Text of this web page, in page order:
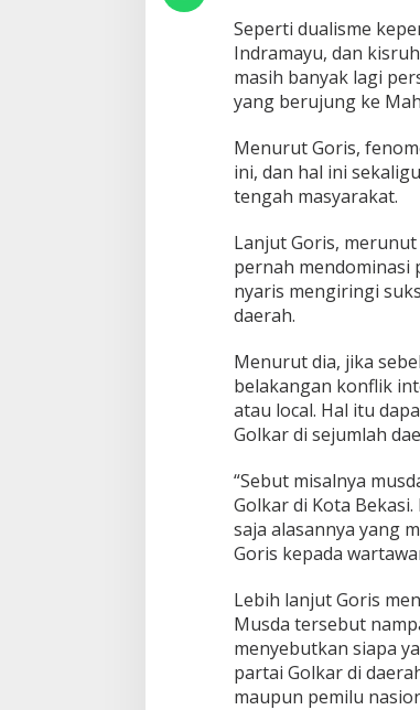
P
a
t
a
S
e
a
k
a
n
M
o
r
n
a
u
s
d
G
l
k
a
r
Seperti dualisme
Indramayu, dan
masih banyak lagi
yang berujung ke
Menurut Goris,
ini, dan hal ini
tengah masyarakat.
Lanjut Goris,
pernah
nyaris mengiringi
daerah.
Menurut dia, jika
belakangan konflik
atau local. Hal itu
Golkar di sejumlah
“Sebut misalnya
Golkar di Kota
saja alasannya yang
Goris kepada
Lebih lanjut Goris
Musda tersebut
menyebutkan siapa
partai Golkar di
maupun pemilu